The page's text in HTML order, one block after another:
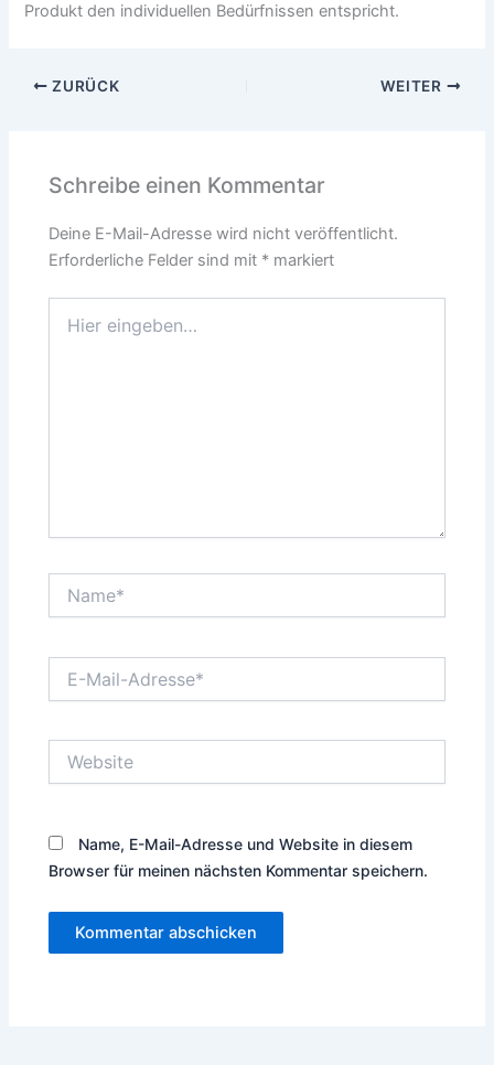
Produkt den individuellen Bedürfnissen entspricht.
ZURÜCK WEITER
Schreibe einen Kommentar
Deine E-Mail-Adresse wird nicht veröffentlicht.
Erforderliche Felder sind mit * markiert
eingeben…
Mail-
Name, E-Mail-Adresse und Website in diesem
Browser für meinen nächsten Kommentar speichern.